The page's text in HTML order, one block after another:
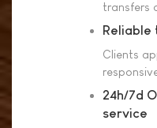
transfers
Clients
24h/7d
service